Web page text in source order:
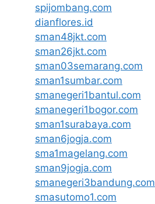
spijombang.com
dianflores.id
sman48jkt.com
sman26jkt.com
sman03semarang.com
sman1sumbar.com
smanegeri1bantul.com
smanegeri1bogor.com
sman1surabaya.com
sman6jogja.com
sma1magelang.com
sman9jogja.com
smanegeri3bandung.com
smasutomo1.com